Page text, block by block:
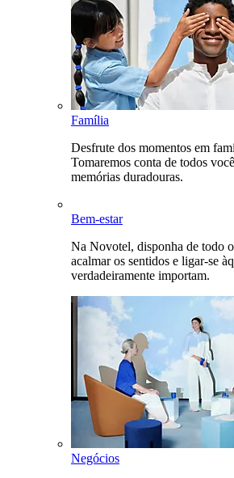
Família
Desfrute dos momentos em
Tomaremos conta de todos
memórias duradouras.
Bem-estar
Na Novotel, disponha de todo
acalmar os sentidos e ligar-se
verdadeiramente importam.
Negócios